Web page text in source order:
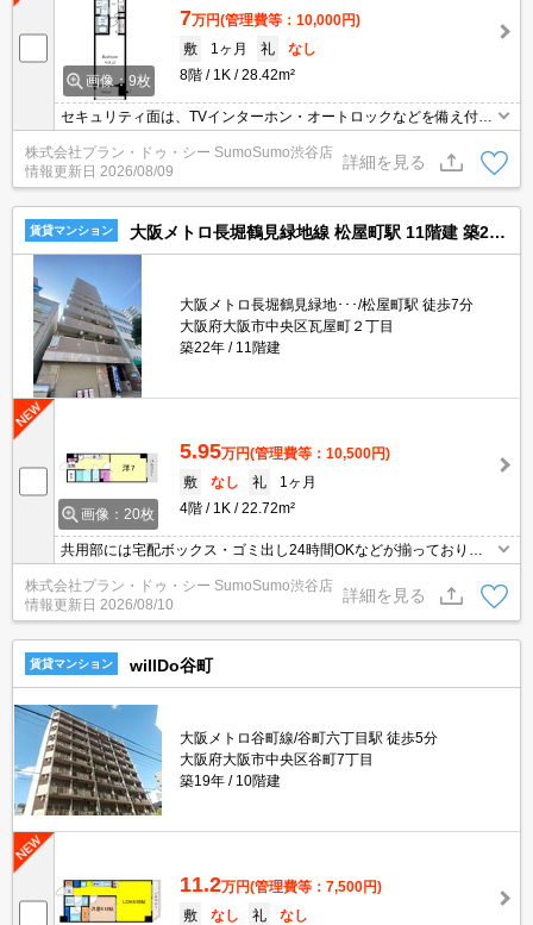
画像：9枚
7万円(管理費等：10,000円)
敷
1ヶ月 礼
なし
8階
1K 28.42m²
セキュリティ面は、TVインターホン・オートロックなどを備え付け
クスなど豊富なので、衣類や履き物の整理がしやすく便利です。室
内設備は浴室乾燥機・洗面所独立など豊富に揃っており、過ごしや
すいお部屋になっております。流行の海外映画もBS・CSでチェッ
株式会社プラン・ドゥ・シー SumoSumo渋谷店
情報更新日 2026/08/09
詳細を見る
賃貸マンション 大阪メトロ長堀鶴見緑地線 松屋町駅 11階建 築22年
大阪メトロ長堀鶴見緑地･･･/松屋町駅 徒歩7分
大阪府大阪市中央区瓦屋町２丁目
築22年
11階建
画像：20枚
5.95万円(管理費等：10,500円)
敷
なし 礼
1ヶ月
4階
1K 22.72m²
共用部には宅配ボックス・ゴミ出し24時間OKなどが揃っておりま
ているので、防犯対策もばっちりです。毎日の身支度が楽しくな
る、洗面化粧台付きの物件はいかがですか。収納はクロゼット・シ
ューズボックスなど豊富なので、広々と空間を利用することも可能
株式会社プラン・ドゥ・シー SumoSumo渋谷店
情報更新日 2026/08/10
詳細を見る
賃貸マンション willDo谷町
大阪メトロ谷町線/谷町六丁目駅 徒歩5分
大阪府大阪市中央区谷町7丁目
築19年
10階建
11.2万円(管理費等：7,500円)
敷
なし 礼
なし